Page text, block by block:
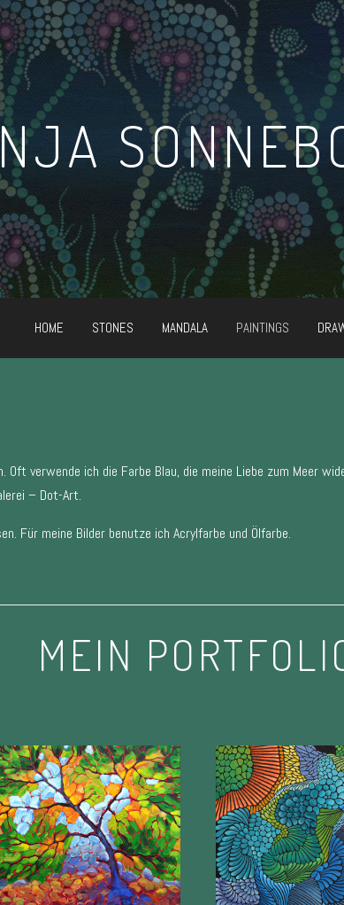
HOME STONES MANDALA PAINTINGS
verwende ich die Farbe Blau, die meine Liebe zum Meer
– Dot-Art.
Für meine Bilder benutze ich Acrylfarbe und Ölfarbe.
MEIN